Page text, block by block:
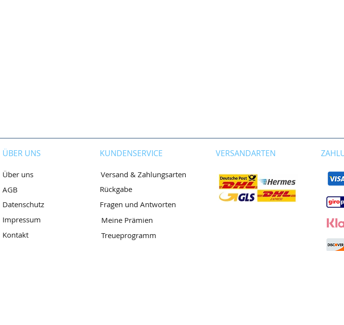
ÜBER UNS
Über uns
AGB
Datenschutz
Impressum
Kontakt
KUNDENSERVICE
Versand & Zahlungsarten
Rückgabe
Fragen und Antworten
Meine Prämien
Treueprogramm
VERSANDARTEN